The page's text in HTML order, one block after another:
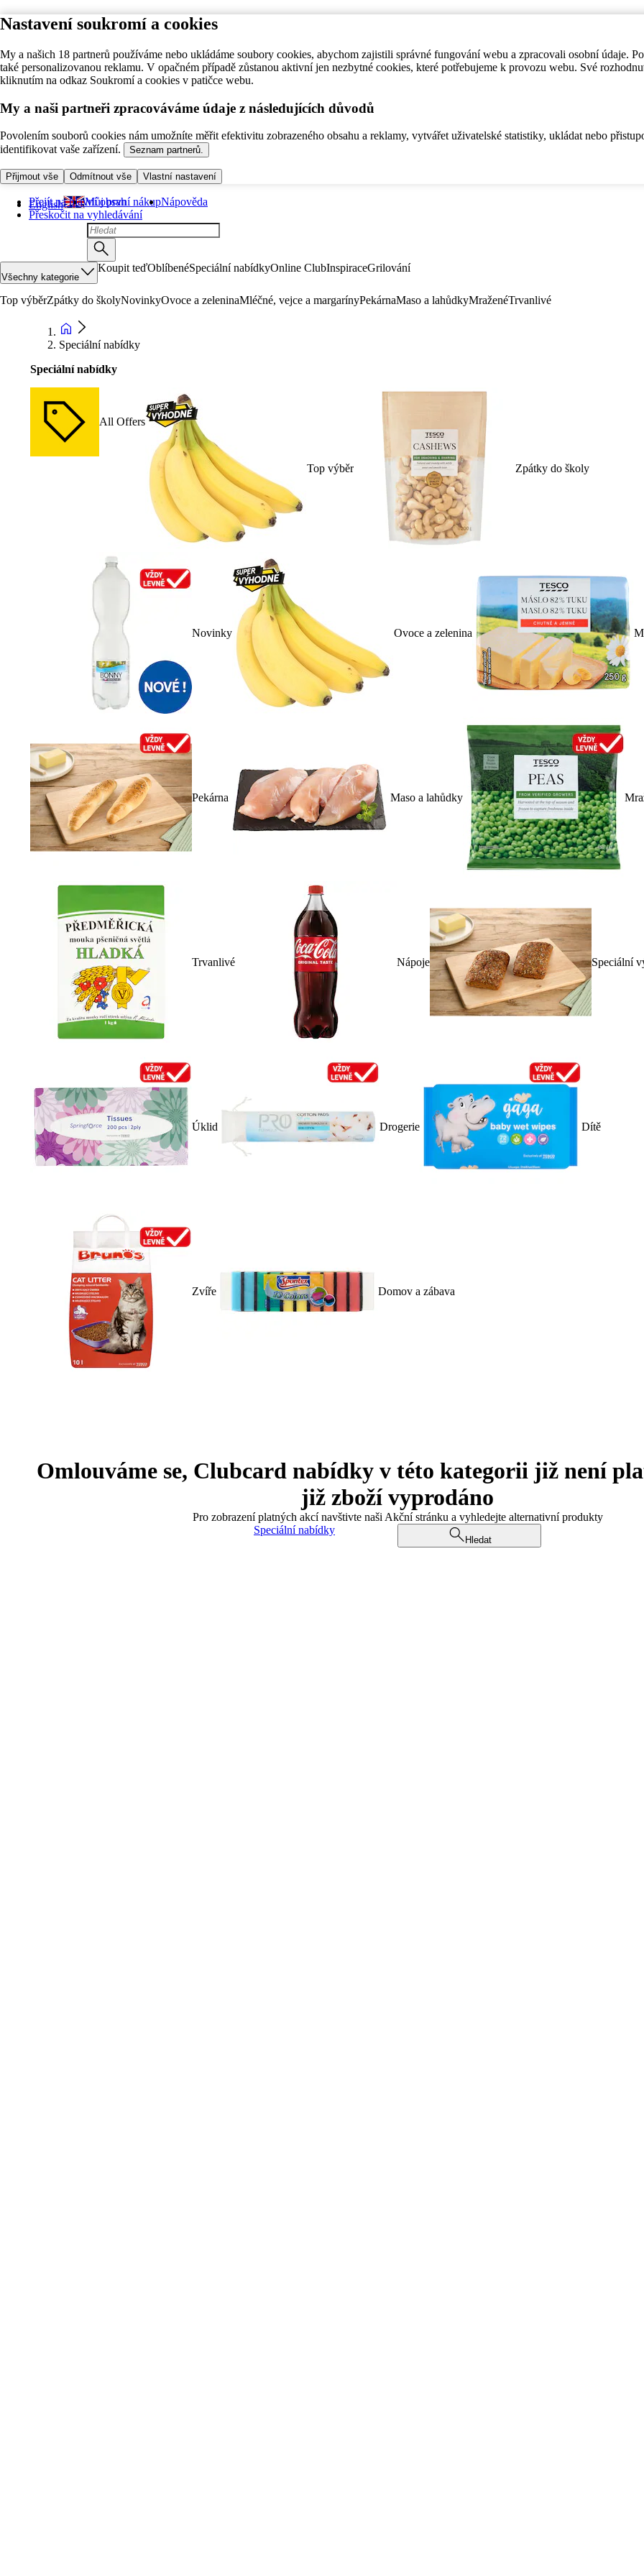
Nastavení soukromí a cookies
My a našich 18 partnerů používáme nebo ukládáme soubory cookies, abychom zajistili správné fungování webu a zpracovali osobní údaje.
také personalizovanou reklamu. V opačném případě zůstanou aktivní jen nezbytné cookies, které potřebujeme k provozu webu. Své
kliknutím na odkaz Soukromí a cookies v patičce webu.
My a naši partneři zpracováváme údaje z následujících důvodů
Povolením souborů cookies nám umožníte měřit efektivitu zobrazeného obsahu a reklamy, vytvářet uživatelské statistiky, ukládat nebo
identifikovat vaše zařízení.
Seznam partnerů.
Přijmout vše Odmítnout vše Vlastní nastavení
Přejít na hlavní obsah
Přeskočit na vyhledávání
English Můj první nákupNápověda
Všechny kategorie
Koupit teďOblíbenéSpeciální nabídkyOnline ClubInspiraceGrilování
Top výběrZpátky do školyNovinkyOvoce a zeleninaMléčné, vejce a margarínyPekárnaMaso a lahůdkyMraženéTrvanlivé
Speciální nabídky
Speciální nabídky
All Offers
Top výběr Zpátky do školy
Novinky Ovoce a zelenina
Pekárna Maso a lahůdky
Trvanlivé Nápoje Speciální
Úklid Drogerie Dítě
Zvíře Domov a zábava
Omlouváme se, Clubcard nabídky v této kategorii již není
již zboží vyprodáno
Pro zobrazení platných akcí navštivte naši Akční stránku a vyhledejte alternativní produkty
Speciální nabídky
Hledat